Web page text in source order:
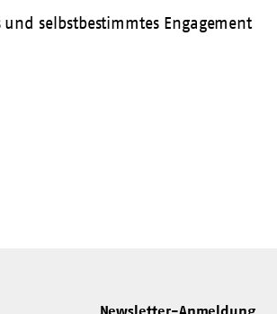
selbstbestimmtes Engagement
Newsletter-Anmeldung